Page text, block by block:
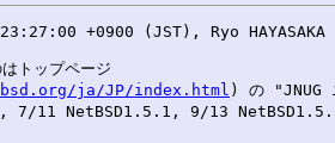
+0900 (JST), Ryo
トップページ
ja/JP/index.html ) の "JNUG
11 NetBSD1.5.1, 9/13 NetBSD1.5.2